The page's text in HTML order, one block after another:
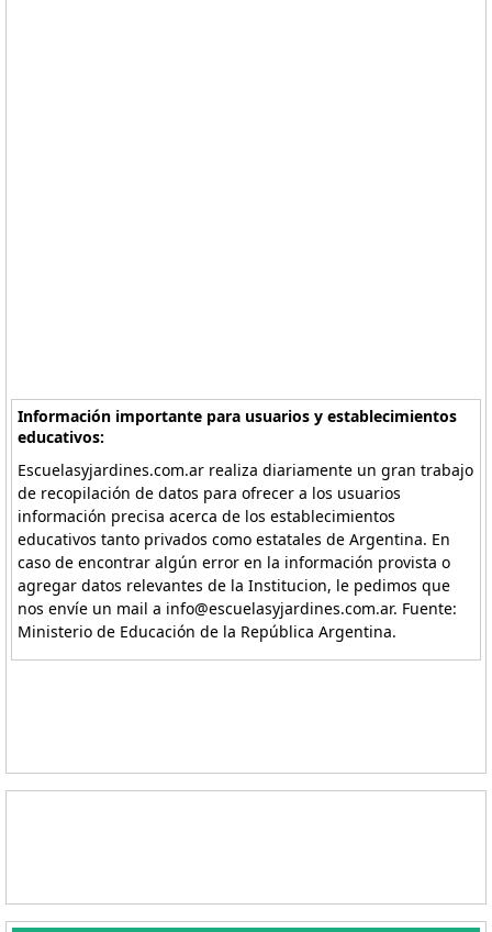
Información importante para usuarios y establecimientos
educativos:
Escuelasyjardines.com.ar realiza diariamente un gran trabajo
de recopilación de datos para ofrecer a los usuarios
información precisa acerca de los establecimientos
educativos tanto privados como estatales de Argentina. En
caso de encontrar algún error en la información provista o
agregar datos relevantes de la Institucion, le pedimos que
nos envíe un mail a info@escuelasyjardines.com.ar. Fuente:
Ministerio de Educación de la República Argentina.